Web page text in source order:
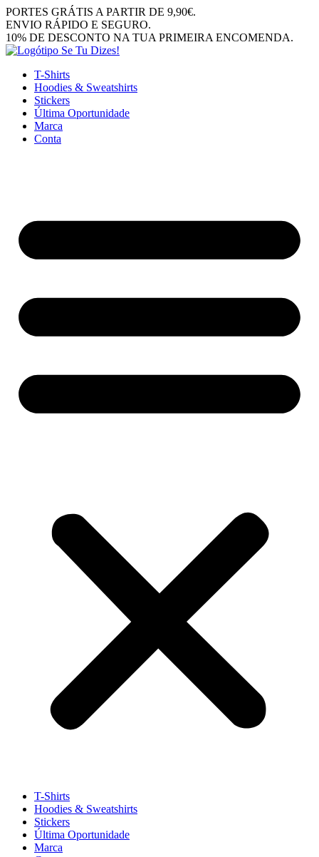
Pular
para
o
conteúdo
PORTES GRÁTIS A PARTIR DE 9,90€.
ENVIO RÁPIDO E SEGURO.
10% DE DESCONTO NA TUA PRIMEIRA ENCOMENDA.
T-Shirts
Hoodies & Sweatshirts
Stickers
Última Oportunidade
Marca
Conta
T-Shirts
Hoodies & Sweatshirts
Stickers
Última Oportunidade
Marca